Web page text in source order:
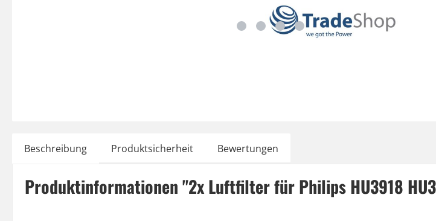
Beschreibung Produktsicherheit Bewertungen
Produktinformationen "2x Luftfilter für Philips HU3918